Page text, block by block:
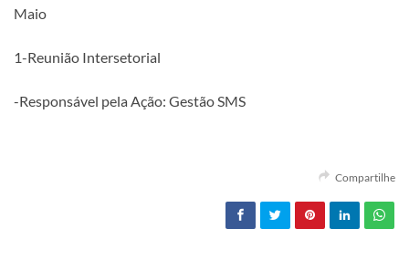
Maio
1-Reunião Intersetorial
-Responsável pela Ação: Gestão SMS
Compartilhe